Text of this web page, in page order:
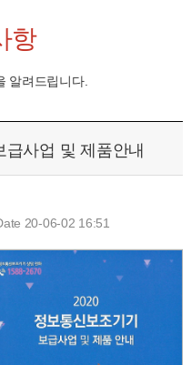
항
알려드립니다.
사업 및 제품안내
20-06-02 16:51